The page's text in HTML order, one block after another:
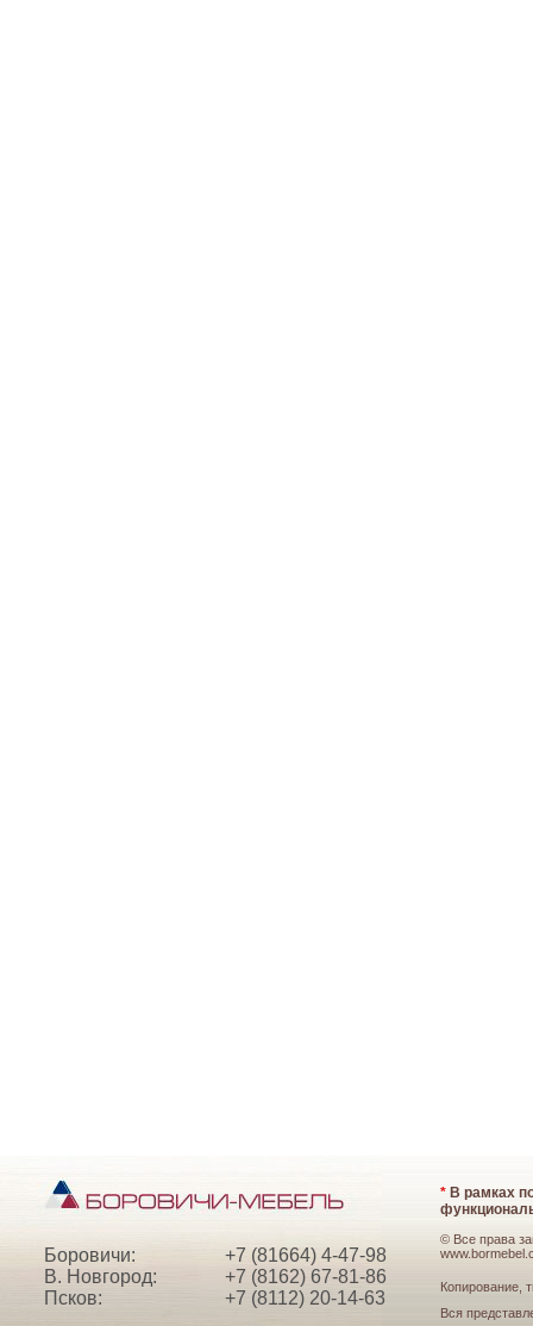
Боровичи:
+7 (81664) 4-47-98
В. Новгород:
+7 (8162) 67-81-86
Псков:
+7 (8112) 20-14-63
* В рамках
© Все права
Копирование,
Вся